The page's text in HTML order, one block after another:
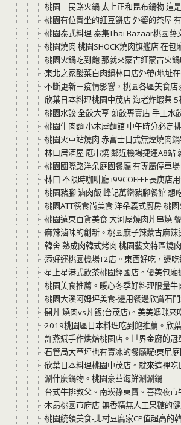
桃園三民路火鍋 太上正和昆布鍋物 這
桃園有位置坐的紅豆餅店 外婆的茶屋
桃園泰式料理 泰集Thai Bazaar桃園藝
桃園燒肉 桃園SHOCK燒肉旗艦店 在包
桃園火鍋吃到飽 那就來蒙古紅蒙古火
東北之家酸菜白肉鍋林口店外帶(地址
不斷更新－疫情影響，桃園各區美食
欣葉日本料理桃園中茂店 海老炸蝦祭
桃園水餃 全餃大亨 煎餃專賣店 手工水
桃園牛肉麵 小木屋麵館 中午時分必定
桃園火車站燒肉 赤富士日式無煙燒肉
林口居酒屋 屘串燒 鄰近機場捷運A8站
桃園國際路洋朵庭園餐廳 有專屬停車
林口 不限時咖啡廳 i99COFFEE長庚店
桃園豬腳 滷肉飯 峰記萬巒豬腳餐館 想
桃園ATT筷食尚美食 洋朵義式廚房 桃園
桃園遠東百貨美食 大河屋燒肉丼串燒
麻辣滷味的創新。桃園麻子辣蒙古麻
韓舍 熟成肉韓式烤肉 桃園藝文特區燒
添好運桃園機場T2店。東西好吃，邊
星上星港式飲茶桃園經國店。優美包廂
桃園美食推薦。暖心冬季好料理限量
桃園大溪阿姆坪美食-邊用餐邊欣賞石
開丼 燒肉vs丼飯(台茂店)。美美媽咪來
2019桃園區日本料理吃到飽推薦。欣
許燕斌手作烘焙桃園店。世界金廚的冠
石管局大草坪也有賣冰的餐廳囉!東尼
欣葉日本料理桃園中茂店。就來這裡吃
涮什麼鍋物。桃園豪華海鮮涮涮鍋
台式牛排教父。南崁孫東寶。喜歡夜市
木昂桃園市府店-無香精無人工果糖的
桃園統領美食-北村豆腐家CP值超高的